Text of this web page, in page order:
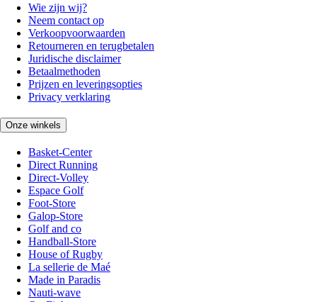
Wie zijn wij?
Neem contact op
Verkoopvoorwaarden
Retourneren en terugbetalen
Juridische disclaimer
Betaalmethoden
Prijzen en leveringsopties
Privacy verklaring
Onze winkels
Basket-Center
Direct Running
Direct-Volley
Espace Golf
Foot-Store
Galop-Store
Golf and co
Handball-Store
House of Rugby
La sellerie de Maé
Made in Paradis
Nauti-wave